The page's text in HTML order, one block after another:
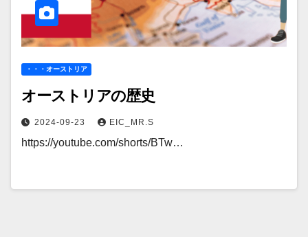
・・・オーストリア
オーストリアの歴史
2024-09-23 EIC_MR.S
https://youtube.com/shorts/BTw…